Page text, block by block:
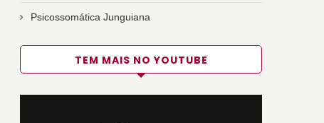
Psicossomática Junguiana
TEM MAIS NO YOUTUBE